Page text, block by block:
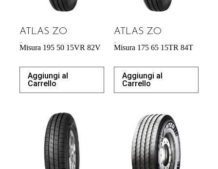
ATLAS ZO
Misura 195 50 15VR 82V
Aggiungi al
Carrello
ATLAS ZO
Misura 175 65 15TR 84T
Aggiungi al
Carrello